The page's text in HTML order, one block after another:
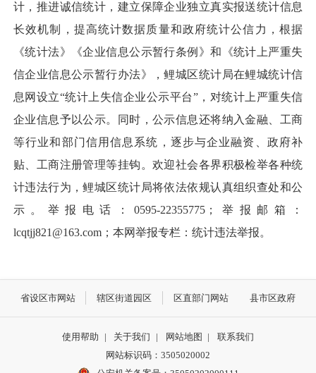
计，推进诚信统计，建立保障企业独立真实报送统计信息
长效机制，提高统计数据质量和政府统计公信力，根据
《统计法》《企业信息公示暂行条例》和《统计上严重失
信企业信息公示暂行办法》，鲤城区统计局在鲤城统计信
息网设立“统计上失信企业公示平台”，对统计上严重失信
企业信息予以公示。同时，公示信息还将纳入金融、工商
等行业和部门信用信息系统，逐步与企业融资、政府补
贴、工商注册管理等挂钩。欢迎社会各界积极检举各种统
计违法行为，鲤城区统计局将依法依规认真组织查处和公
示。举报电话： 0595-22355775；举报邮箱：
lcqtjj821@163.com ；本网举报专栏：统计违法举报。
省设区市网站 辖区街道园区 区直部门网站 县市区政府
使用帮助 | 关于我们 | 网站地图 |
联系我们
网站标识码：3505020002